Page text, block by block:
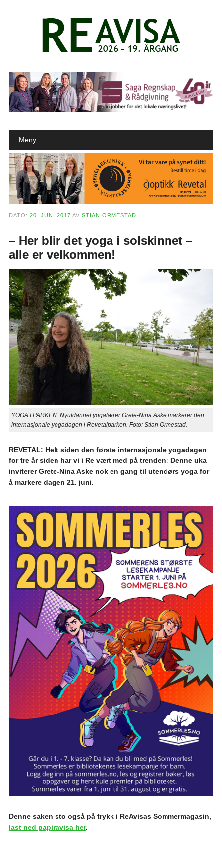
Main menu
Meny
DATO: 20. JUNI 2017 AV STIAN ORMESTAD
– Her blir det yoga i solskinnet –
alle er velkommen!
YOGA I PARKEN: Nyutdannet yogalærer Grete-Nina Aske markerer den
internasjonale yogadagen i Revetalparken. Foto: Stian Ormestad.
REVETAL: Helt siden den første internasjonale yogadagen
for tre år siden har vi i Re vært med på trenden: Denne uka
inviterer Grete-Nina Aske nok en gang til utendørs yoga for
å markere dagen 21. juni.
Denne saken sto også på trykk i ReAvisas Sommermagasin,
last ned papiravisa her.